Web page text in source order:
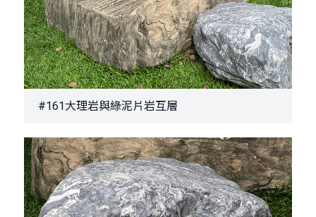
#161大理岩與綠泥片岩互層